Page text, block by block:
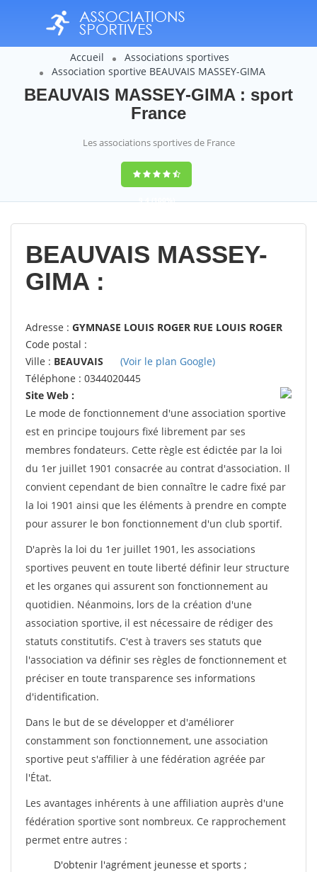
Accueil
Associations sportives
Association sportive BEAUVAIS MASSEY-GIMA
BEAUVAIS MASSEY-GIMA : sport
France
Les associations sportives de France
9,4(100%)
14358votes
BEAUVAIS MASSEY-
GIMA :
Adresse : GYMNASE LOUIS ROGER RUE LOUIS ROGER
Code postal :
Ville : BEAUVAIS
(Voir le plan Google)
Téléphone : 0344020445
Site Web :
Le mode de fonctionnement d'une association sportive
est en principe toujours fixé librement par ses
membres fondateurs. Cette règle est édictée par la loi
du 1er juillet 1901 consacrée au contrat d'association. Il
convient cependant de bien connaître le cadre fixé par
la loi 1901 ainsi que les éléments à prendre en compte
pour assurer le bon fonctionnement d'un club sportif.
D'après la loi du 1er juillet 1901, les associations
sportives peuvent en toute liberté définir leur structure
et les organes qui assurent son fonctionnement au
quotidien. Néanmoins, lors de la création d'une
association sportive, il est nécessaire de rédiger des
statuts constitutifs. C'est à travers ses statuts que
l'association va définir ses règles de fonctionnement et
préciser en toute transparence ses informations
d'identification.
Dans le but de se développer et d'améliorer
constamment son fonctionnement, une association
sportive peut s'affilier à une fédération agréée par
l'État.
Les avantages inhérents à une affiliation auprès d'une
fédération sportive sont nombreux. Ce rapprochement
permet entre autres :
D'obtenir l'agrément jeunesse et sports ;